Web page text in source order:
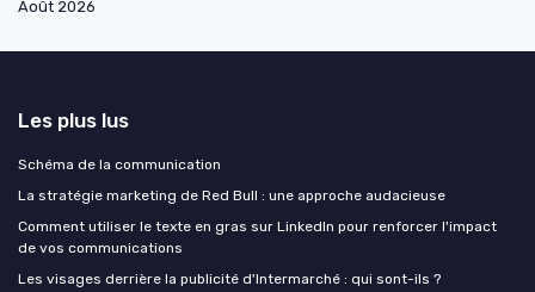
Août 2026
Les plus lus
Schéma de la communication
La stratégie marketing de Red Bull : une approche audacieuse
Comment utiliser le texte en gras sur LinkedIn pour renforcer l'impact
de vos communications
Les visages derrière la publicité d'Intermarché : qui sont-ils ?